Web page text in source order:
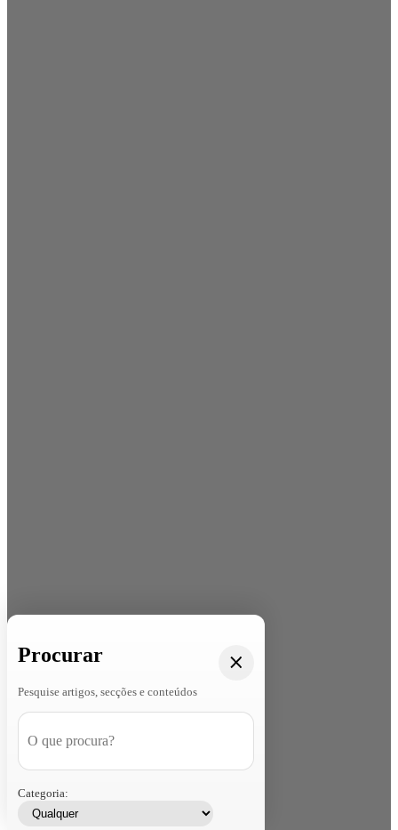
Procurar
Pesquise artigos, secções e conteúdos
Categoria: